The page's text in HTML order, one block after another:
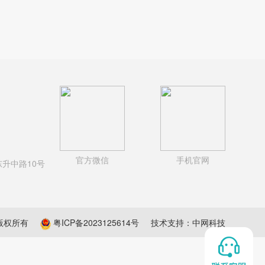
中路10号
手机官网
官方微信
技术支持： 中网科技
权所有 粤ICP备2023125614号